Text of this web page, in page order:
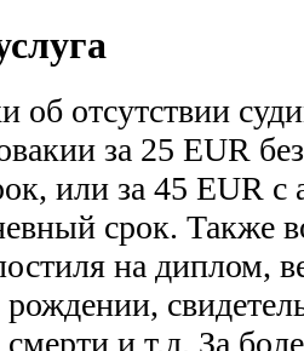
об отсутствии
за 25 EUR
или за 45 EUR с
срок. Также
на диплом,
рождении,
смерти и т.д. За